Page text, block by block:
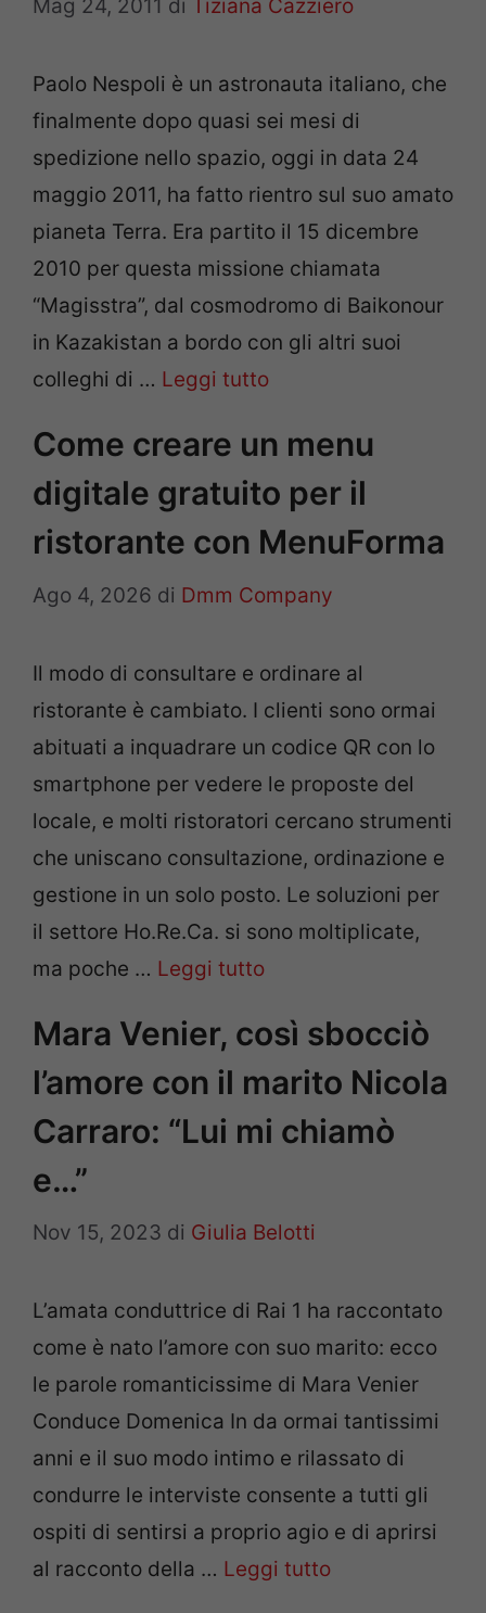
Mag 24, 2011 di Tiziana Cazziero
Paolo Nespoli è un astronauta italiano, che
finalmente dopo quasi sei mesi di
spedizione nello spazio, oggi in data 24
maggio 2011, ha fatto rientro sul suo amato
pianeta Terra. Era partito il 15 dicembre
2010 per questa missione chiamata
“Magisstra”, dal cosmodromo di Baikonour
in Kazakistan a bordo con gli altri suoi
colleghi di … Leggi tutto
Come creare un menu
digitale gratuito per il
ristorante con MenuForma
Ago 4, 2026 di Dmm Company
Il modo di consultare e ordinare al
ristorante è cambiato. I clienti sono ormai
abituati a inquadrare un codice QR con lo
smartphone per vedere le proposte del
locale, e molti ristoratori cercano strumenti
che uniscano consultazione, ordinazione e
gestione in un solo posto. Le soluzioni per
il settore Ho.Re.Ca. si sono moltiplicate,
ma poche … Leggi tutto
Mara Venier, così sbocciò
l’amore con il marito Nicola
Carraro: “Lui mi chiamò
e…”
Nov 15, 2023 di Giulia Belotti
L’amata conduttrice di Rai 1 ha raccontato
come è nato l’amore con suo marito: ecco
le parole romanticissime di Mara Venier
Conduce Domenica In da ormai tantissimi
anni e il suo modo intimo e rilassato di
condurre le interviste consente a tutti gli
ospiti di sentirsi a proprio agio e di aprirsi
al racconto della … Leggi tutto